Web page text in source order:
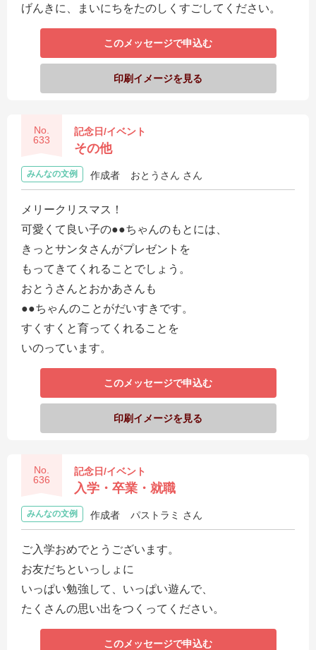
げんきに、まいにちをたのしくすごしてください。
このメッセージで申込む
印刷イメージを見る
No.
633
記念日/イベント
その他
みんなの文例 作成者 おとうさん さん
メリークリスマス！
可愛くて良い子の●●ちゃんのもとには、
きっとサンタさんがプレゼントを
もってきてくれることでしょう。
おとうさんとおかあさんも
●●ちゃんのことがだいすきです。
すくすくと育ってくれることを
いのっています。
このメッセージで申込む
印刷イメージを見る
No.
636
記念日/イベント
入学・卒業・就職
みんなの文例 作成者 パストラミ さん
ご入学おめでとうございます。
お友だちといっしょに
いっぱい勉強して、いっぱい遊んで、
たくさんの思い出をつくってください。
このメッセージで申込む